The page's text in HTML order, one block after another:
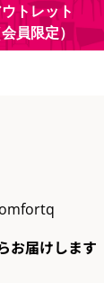
トレット
会員限定）
お届けします